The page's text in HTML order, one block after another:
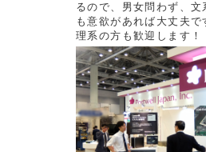
るので、男女問わず、文
も意欲があれば大丈夫で
理系の方も歓迎します！